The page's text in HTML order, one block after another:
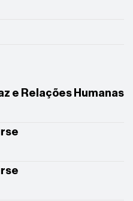
e Relações Humanas